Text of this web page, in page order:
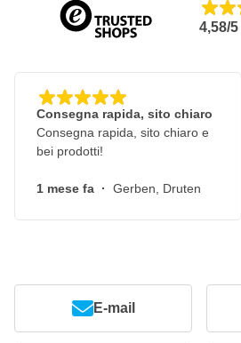
4,58/5
Consegna rapida, sito chiaro
Consegna rapida, sito chiaro e
bei prodotti!
1 mese fa · Gerben, Druten
E-mail